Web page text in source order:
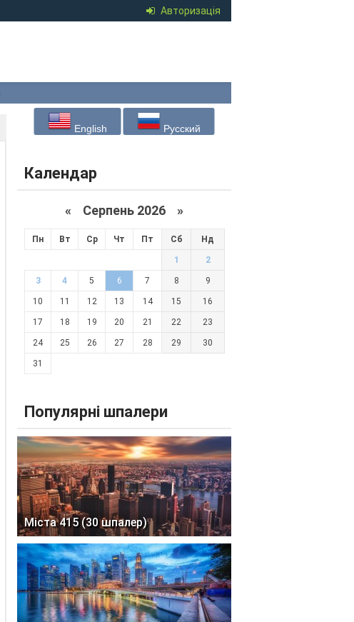
Авторизація
English Русский
Календар
« Серпень 2026 »
Пн Вт Ср Чт Пт Сб Нд
1 2
3 4 5 6 7 8 9
10 11 12 13 14 15 16
17 18 19 20 21 22 23
24 25 26 27 28 29 30
31
Популярні шпалери
Міста 415 (30 шпалер)